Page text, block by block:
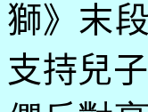
獅》末
支持兒